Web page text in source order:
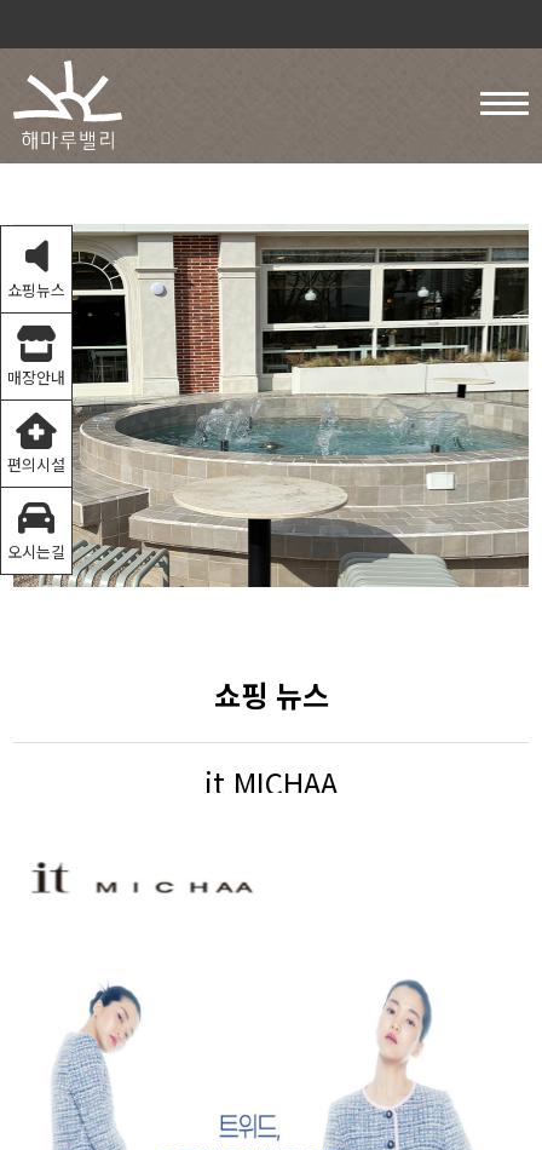
쇼핑뉴스
매장안내
편의시설
오시는길
쇼핑 뉴스
it MICHAA